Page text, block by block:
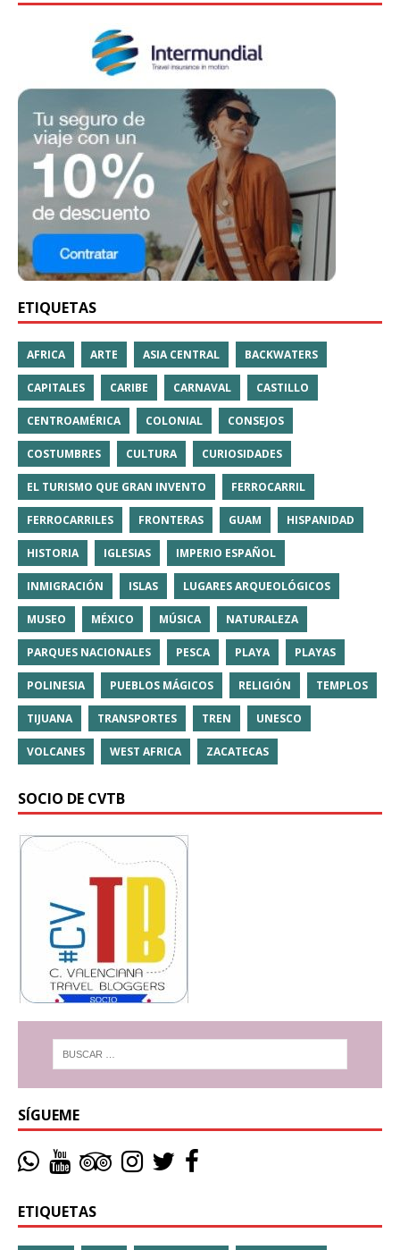
ETIQUETAS
AFRICA ARTE ASIA CENTRAL BACKWATERS
CAPITALES CARIBE CARNAVAL CASTILLO
CENTROAMÉRICA COLONIAL CONSEJOS
COSTUMBRES CULTURA CURIOSIDADES
EL TURISMO QUE GRAN INVENTO FERROCARRIL
FERROCARRILES FRONTERAS GUAM HISPANIDAD
HISTORIA IGLESIAS IMPERIO ESPAÑOL
INMIGRACIÓN ISLAS LUGARES ARQUEOLÓGICOS
MUSEO MÉXICO MÚSICA NATURALEZA
PARQUES NACIONALES PESCA PLAYA PLAYAS
POLINESIA PUEBLOS MÁGICOS RELIGIÓN TEMPLOS
TIJUANA TRANSPORTES TREN UNESCO
VOLCANES WEST AFRICA ZACATECAS
SOCIO DE CVTB
SÍGUEME
ETIQUETAS